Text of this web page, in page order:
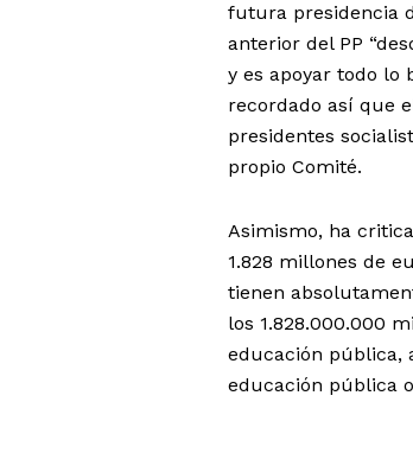
futura presidencia
anterior del PP
y es apoyar todo lo
recordado así que
presidentes
propio Comité.
Asimismo, ha
1.828 millones de
tienen
los 1.828.000.000
educación pública,
educación pública